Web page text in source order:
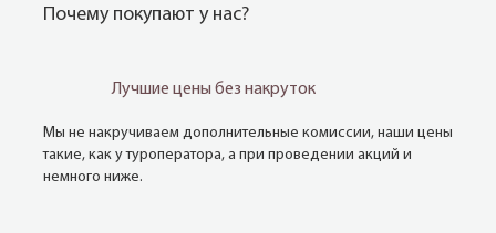
Почему покупают у нас?
Лучшие цены без накруток
Мы не накручиваем дополнительные комиссии, наши цены
такие, как у туроператора, а при проведении акций и
немного ниже.